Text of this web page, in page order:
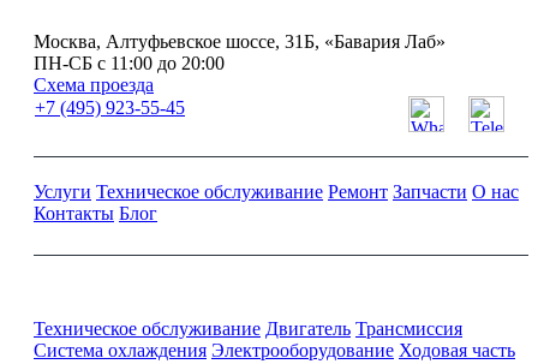
Москва, Алтуфьевское шоссе, 31Б, «Бавария Лаб»
ПН-СБ с 11:00 до 20:00
Схема проезда
+7 (495) 923-55-45
Услуги Техническое обслуживание Ремонт Запчасти О нас
Контакты Блог
Техническое обслуживание Двигатель Трансмиссия
Система охлаждения Электрооборудование Ходовая часть